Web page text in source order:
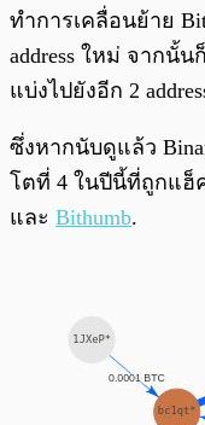
ทำการเคลื่อนย้าย
address ใหม่ จากนั้
แบ่งไปยังอีก 2
ซึ่งหากนับดูแล้ว
โตที่ 4 ในปีนี้ที่ถูกแฮ็
และ Bithumb.